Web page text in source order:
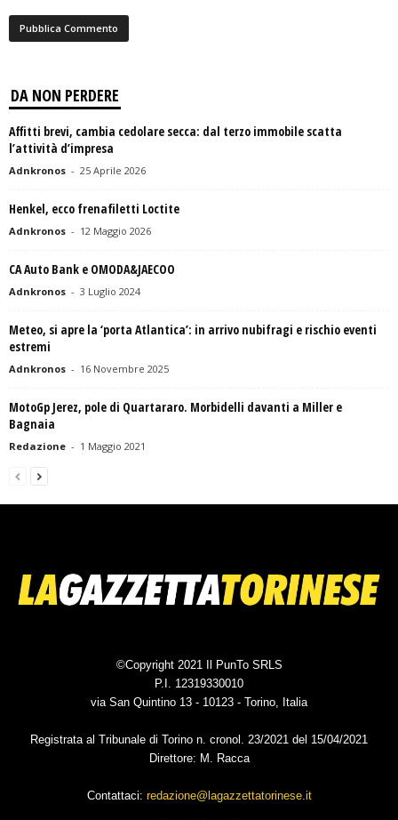
DA NON PERDERE
Affitti brevi, cambia cedolare secca: dal terzo immobile scatta
l’attività d’impresa
Adnkronos - 25 Aprile 2026
Henkel, ecco frenafiletti Loctite
Adnkronos - 12 Maggio 2026
CA Auto Bank e OMODA&JAECOO
Adnkronos - 3 Luglio 2024
Meteo, si apre la ‘porta Atlantica’: in arrivo nubifragi e rischio eventi
estremi
Adnkronos - 16 Novembre 2025
MotoGp Jerez, pole di Quartararo. Morbidelli davanti a Miller e
Bagnaia
Redazione - 1 Maggio 2021
©Copyright 2021 Il PunTo SRLS
P.I. 12319330010
via San Quintino 13 - 10123 - Torino, Italia
Registrata al Tribunale di Torino n. cronol. 23/2021 del 15/04/2021
Direttore: M. Racca
Contattaci: redazione@lagazzettatorinese.it